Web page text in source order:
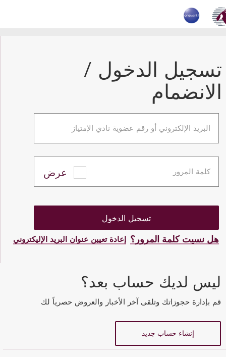
تسجيل الدخول /
الانضمام
البريد الإلكتروني أو رقم عضوية نادي الإمتياز
كلمة المرور عرض
هل نسيت كلمة المرور؟ إعادة تعيين عنوان البريد الإليكتروني
المرور
وصلتك
اطلب رمز OTP جديد
الجديدة
عرض
ليس لديك حساب بعد؟
قم بإدارة حجوزاتك وتلقى آخر الأخبار والعروض حصرياً لك
إنشاء حساب جديد